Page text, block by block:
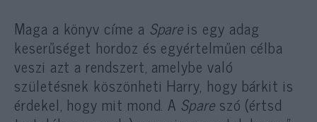
Maga a könyv címe a Spare is egy adag
keserűséget hordoz és egyértelműen célba
veszi azt a rendszert, amelybe való
születésnek köszönheti Harry, hogy bárkit is
érdekel, hogy mit mond. A Spareszó (értsd